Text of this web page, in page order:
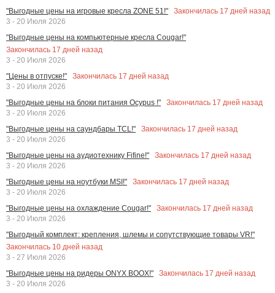
"Выгодные цены на игровые кресла ZONE 51!"
Закончилась 17 дней назад
3 - 20 Июля 2026
"Выгодные цены на компьютерные кресла Cougar!"
Закончилась 17 дней назад
3 - 20 Июля 2026
"Цены в отпуске!"
Закончилась 17 дней назад
3 - 20 Июля 2026
"Выгодные цены на блоки питания Ocypus !"
Закончилась 17 дней назад
3 - 20 Июля 2026
"Выгодные цены на саундбары TCL!"
Закончилась 17 дней назад
3 - 20 Июля 2026
"Выгодные цены на аудиотехнику Fifine!"
Закончилась 17 дней назад
3 - 20 Июля 2026
"Выгодные цены на ноутбуки MSI!"
Закончилась 17 дней назад
3 - 20 Июля 2026
"Выгодные цены на охлаждение Cougar!"
Закончилась 17 дней назад
3 - 20 Июля 2026
"Выгодный комплект: крепления, шлемы и сопутствующие товары VR!"
Закончилась 10 дней назад
3 - 27 Июля 2026
"Выгодные цены на ридеры ONYX BOOX!"
Закончилась 17 дней назад
3 - 20 Июля 2026